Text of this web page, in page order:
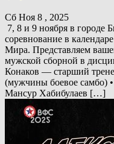
Сб Ноя 8 , 2025
7, 8 и 9 ноября в городе
соревнование в
Мира. Представляем
мужской сборной в
Конаков — старший
(мужчины боевое самбо)
Мансур Хабибулаев […]